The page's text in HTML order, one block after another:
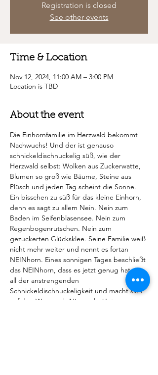
Registration is closed
See other events
Time & Location
Nov 12, 2024, 11:00 AM – 3:00 PM
Location is TBD
About the event
Die Einhornfamilie im Herzwald bekommt
Nachwuchs! Und der ist genauso
schnickeldischnuckelig süß, wie der
Herzwald selbst: Wolken aus Zuckerwatte,
Blumen so groß wie Bäume, Steine aus
Plüsch und jeden Tag scheint die Sonne.
Ein bisschen zu süß für das kleine Einhorn,
denn es sagt zu allem Nein. Nein zum
Baden im Seifenblasensee. Nein zum
Regenbogenrutschen. Nein zum
gezuckerten Glücksklee. Seine Familie weiß
nicht mehr weiter und nennt es fortan
NEINhorn. Eines sonnigen Tages beschließt
das NEINhorn, dass es jetzt genug hat von
all der anstrengenden
Schnickeldischnuckeligkeit und macht sich
auf den Weg nach Nirgends. Unterwegs